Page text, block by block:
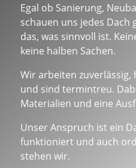
Egal ob Sanierung,
schauen uns jedes Dach
das, was sinnvoll ist.
keine halben Sachen.
Wir arbeiten zuverlässig,
und sind termintreu.
Materialien und eine
Unser Anspruch ist ein
funktioniert und auch
stehen wir.